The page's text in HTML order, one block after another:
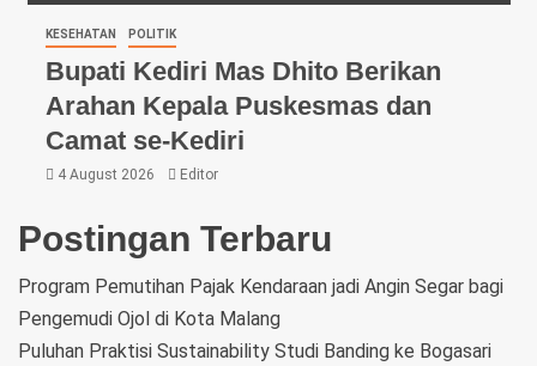
KESEHATAN POLITIK
Bupati Kediri Mas Dhito Berikan
Arahan Kepala Puskesmas dan
Camat se-Kediri
4 August 2026 Editor
Postingan Terbaru
Program Pemutihan Pajak Kendaraan jadi Angin Segar bagi
Pengemudi Ojol di Kota Malang
Puluhan Praktisi Sustainability Studi Banding ke Bogasari